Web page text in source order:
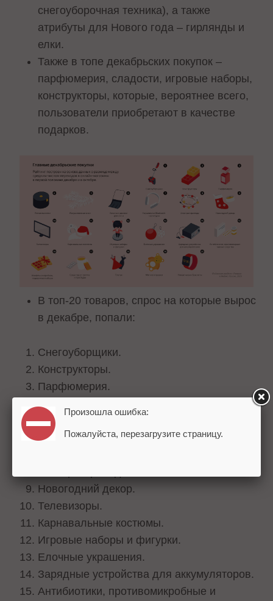
снегоуборочная техника), а также
атрибуты для Нового года – гирлянды и
елки.
Также в топе декабрьских покупок –
парфюмерия, сладости, игровые наборы,
конструкторы, которые, вероятнее всего,
пользователи приобретают в качестве
подарков.
В топ-20 товаров, спрос на которые вырос
в декабре, попали:
Снегоуборщики.
Конструкторы.
Парфюмерия.
Искусственные елки.
Лопаты и движки для снега.
Новогодний декор.
Телевизоры.
Карнавальные костюмы.
Игровые наборы и фигурки.
Елочные украшения.
Зарядные устройства для аккумуляторов.
Антибиотики, противомикробные и
Произошла ошибка:
Пожалуйста, перезагрузите страницу.